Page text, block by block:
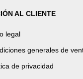
AL CLIENTE
legal
generales de
de privacidad